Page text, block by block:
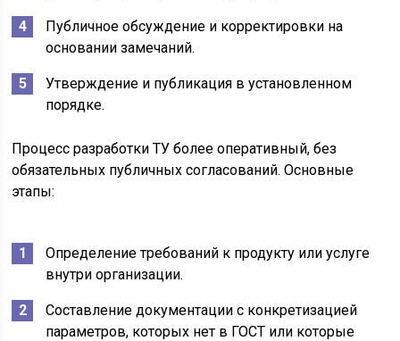
Публичное обсуждение и корректировки на
основании замечаний.
Утверждение и публикация в установленном
порядке.
Процесс разработки ТУ более оперативный, без
обязательных публичных согласований. Основные
этапы:
Определение требований к продукту или услуге
внутри организации.
Составление документации с конкретизацией
параметров, которых нет в ГОСТ или которые